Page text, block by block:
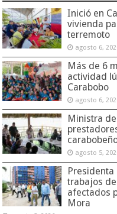
Inició en
vivienda
terremoto
agosto 6,
Más de 6
actividad
Carabobo
agosto 6,
Ministra
agosto 5,
trabajos
afectados
Mora